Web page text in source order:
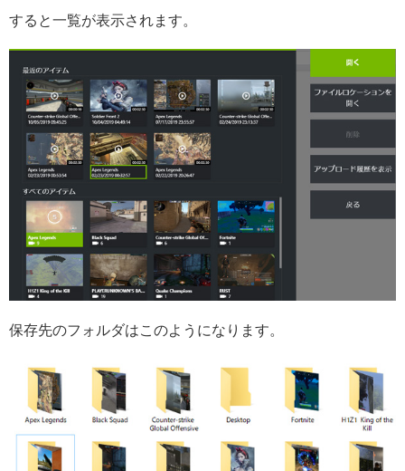
すると一覧が表示されます。
保存先のフォルダはこのようになります。